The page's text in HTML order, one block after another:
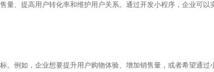
、提高用户转化率和维护用户关系。通过开发小程序，企业可以
例如，企业想要提升用户购物体验、增加销售量，或者希望通过